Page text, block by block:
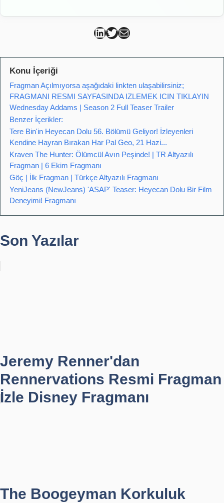
Can Kütahya Linkedin
Can Kütahya Twitter
Can Kütahya Mail
Konu İçeriği
Fragman Açılmıyorsa aşağıdaki linkten ulaşabilirsiniz;
FRAGMANI RESMI SAYFASINDA IZLEMEK ICIN TIKLAYIN
Wednesday Addams | Season 2 Full Teaser Trailer
Benzer İçerikler:
Tere Bin'in Heyecan Dolu 56. Bölümü Geliyor! İzleyenleri
Kendine Hayran Bırakan Har Pal Geo, 21 Hazi...
Kraven The Hunter: Ölümcül Avın Peşinde! | TR Altyazılı
Fragman | 6 Ekim Fragmanı
Göç | İlk Fragman | Türkçe Altyazılı Fragmanı
YeniJeans (NewJeans) 'ASAP' Teaser: Heyecan Dolu Bir Film
Deneyimi! Fragmanı
Son Yazılar
Jeremy Renner'dan
Rennervations Resmi Fragman
İzle Disney Fragmanı
The Boogeyman Korkuluk